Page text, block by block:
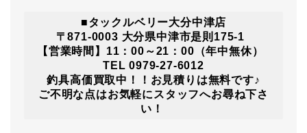
■タックルベリー大分中津店
〒871-0003 大分県中津市是則175-1
【営業時間】11：00～21：00（年中無休）
TEL 0979-27-6012
釣具高価買取中！！お見積りは無料です♪
ご不明な点はお気軽にスタッフへお尋ね下さ
い！